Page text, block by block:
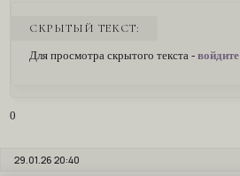
СКРЫТЫЙ ТЕКСТ:
Для просмотра скрытого текста - войдите
0
29.01.26 20:40